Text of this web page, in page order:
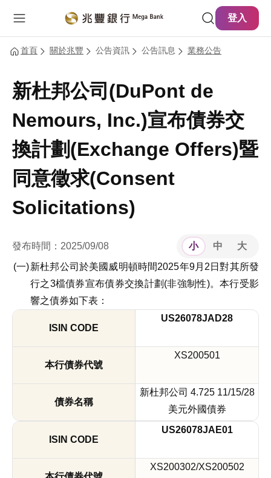
登入
首頁 關於兆豐 公告資訊 公告訊息 業務公告
新杜邦公司(DuPont de
Nemours, Inc.)宣布債券交
換計劃(Exchange Offers)暨
同意徵求(Consent
Solicitations)
發布時間：2025/09/08 小 中
大
新杜邦公司於美國威明頓時間2025年9月2日對其所發
行之3檔債券宣布債券交換計劃(非強制性)。本行受影
響之債券如下表：
US26078JAD28
XS200501
新杜邦公司 4.725 11/15/28
美元外國債券
US26078JAE01
XS200302/XS200502